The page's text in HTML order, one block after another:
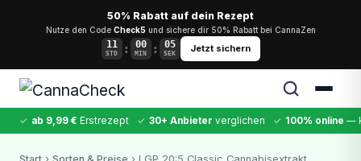
50% Rabatt auf dein Rezept
Nutze den Code Check5und sichere dir 50% Rabatt bei CannaZen
11
STD : 00
MIN : 05
SEK Jetzt sichern
✓ ab 9,99 € Erstrezept ✓ 30+ Anbieter verglichen ✓ 100% online —